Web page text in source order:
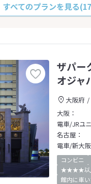
すべてのプランを見る
ザパー
オジャ
大阪府
大阪：
電車/JRユ
名古屋：
電車/新大
コンビニ
★★★★以
館内に車